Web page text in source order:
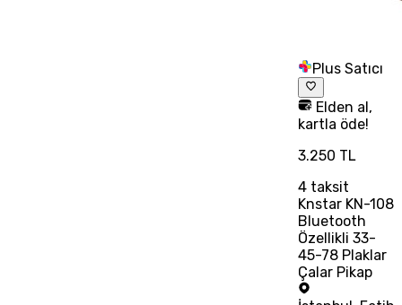
Plus Satıcı
Elden al,
kartla öde!
3.250 TL
4taksit
Knstar KN-108
Bluetooth
Özellikli 33-
45-78 Plaklar
Çalar Pikap